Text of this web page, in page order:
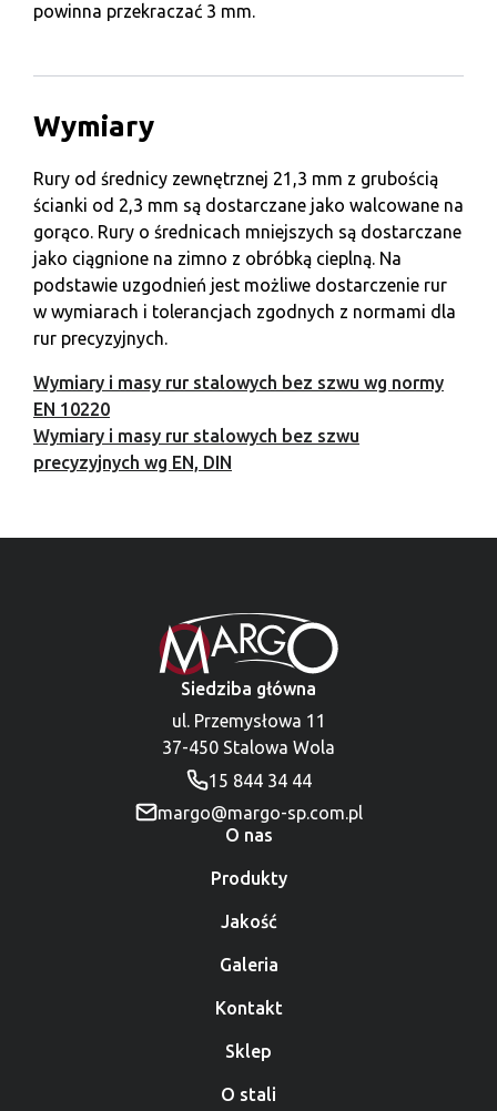
powinna przekraczać 3 mm.
Wymiary
Rury od średnicy zewnętrznej 21,3 mm z grubością
ścianki od 2,3 mm są dostarczane jako walcowane na
gorąco. Rury o średnicach mniejszych są dostarczane
jako ciągnione na zimno z obróbką cieplną. Na
podstawie uzgodnień jest możliwe dostarczenie rur
w wymiarach i tolerancjach zgodnych z normami dla
rur precyzyjnych.
Wymiary i masy rur stalowych bez szwu wg normy
EN 10220
Wymiary i masy rur stalowych bez szwu
precyzyjnych wg EN, DIN
Siedziba główna
ul. Przemysłowa 11
37-450 Stalowa Wola
15 844 34 44
margo@margo-sp.com.pl
O nas
Produkty
Jakość
Galeria
Kontakt
Sklep
O stali